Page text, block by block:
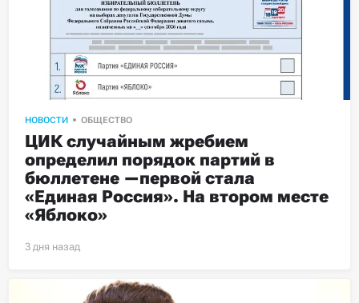
НОВОСТИ ОБЩЕСТВО
ЦИК случайным жребием
определил порядок партий в
бюллетене —первой стала
«Единая Россия». На втором месте
«Яблоко»